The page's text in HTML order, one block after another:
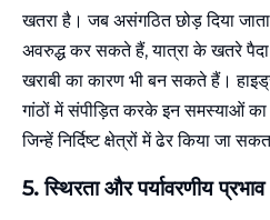
खतरा है। जब असंगठित छोड़ दिया जाता
अवरुद्ध कर सकते हैं, यात्रा के खतरे
खराबी का कारण भी बन सकते हैं।
गांठों में संपीड़ित करके इन समस्याओं
जिन्हें निर्दिष्ट क्षेत्रों में ढेर किया जा
5.स्थिरता औरपर्यावरणीयप्रभाव